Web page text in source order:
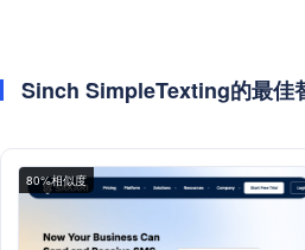
Sinch SimpleTexting的最佳
80%相似度